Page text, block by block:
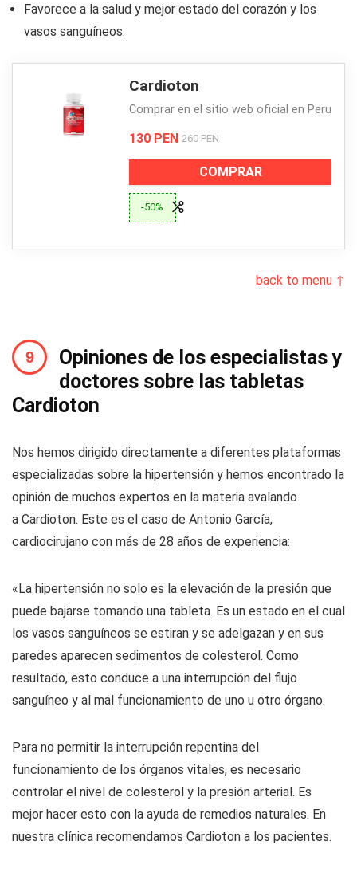
Favorece a la salud y mejor estado del corazón y los
vasos sanguíneos.
Cardioton
Comprar en el sitio web oficial en Peru
130 PEN 260 PEN
COMPRAR
-50%
back to menu ↑
Opiniones de los especialistas y
doctores sobre las tabletas
Cardioton
Nos hemos dirigido directamente a diferentes plataformas
especializadas sobre la hipertensión y hemos encontrado la
opinión de muchos expertos en la materia avalando
a Cardioton. Este es el caso de Antonio García,
cardiocirujano con más de 28 años de experiencia:
«La hipertensión no solo es la elevación de la presión que
puede bajarse tomando una tableta. Es un estado en el cual
los vasos sanguíneos se estiran y se adelgazan y en sus
paredes aparecen sedimentos de colesterol. Como
resultado, esto conduce a una interrupción del flujo
sanguíneo y al mal funcionamiento de uno u otro órgano.
Para no permitir la interrupción repentina del
funcionamiento de los órganos vitales, es necesario
controlar el nivel de colesterol y la presión arterial. Es
mejor hacer esto con la ayuda de remedios naturales. En
nuestra clínica recomendamos Cardioton a los pacientes.